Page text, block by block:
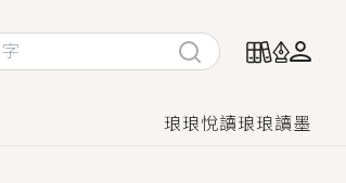
琅琅悅讀琅琅讀墨